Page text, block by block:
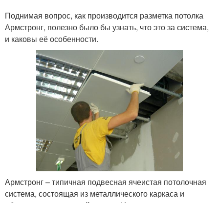
Поднимая вопрос, как производится разметка потолка
Армстронг, полезно было бы узнать, что это за система,
и каковы её особенности.
Армстронг – типичная подвесная ячеистая потолочная
система, состоящая из металлического каркаса и